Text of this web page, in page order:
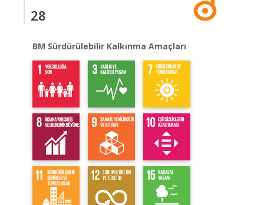
28
BM Sürdürülebilir Kalkınma Amaçları